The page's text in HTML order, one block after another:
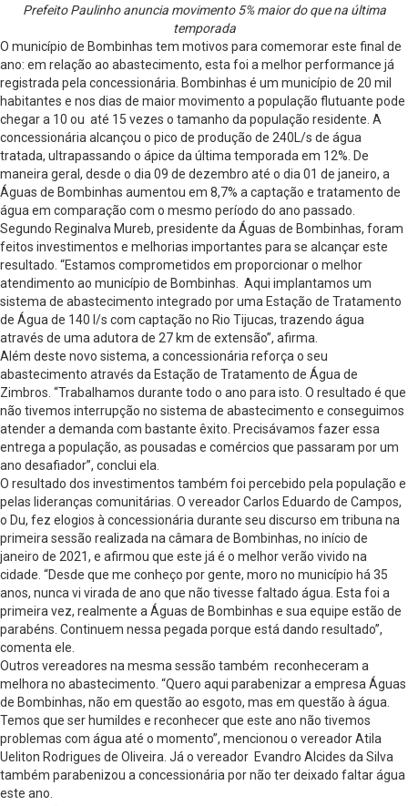
Prefeito Paulinho anuncia movimento 5% maior do que na última
temporada
O município de Bombinhas tem motivos para comemorar este final de
ano: em relação ao abastecimento, esta foi a melhor performance já
registrada pela concessionária. Bombinhas é um município de 20 mil
habitantes e nos dias de maior movimento a população flutuante pode
chegar a 10 ou até 15 vezes o tamanho da população residente. A
concessionária alcançou o pico de produção de 240L/s de água
tratada, ultrapassando o ápice da última temporada em 12%. De
maneira geral, desde o dia 09 de dezembro até o dia 01 de janeiro, a
Águas de Bombinhas aumentou em 8,7% a captação e tratamento de
água em comparação com o mesmo período do ano passado.
Segundo Reginalva Mureb, presidente da Águas de Bombinhas, foram
feitos investimentos e melhorias importantes para se alcançar este
resultado. “Estamos comprometidos em proporcionar o melhor
atendimento ao município de Bombinhas. Aqui implantamos um
sistema de abastecimento integrado por uma Estação de Tratamento
de Água de 140 l/s com captação no Rio Tijucas, trazendo água
através de uma adutora de 27 km de extensão”, afirma.
Além deste novo sistema, a concessionária reforça o seu
abastecimento através da Estação de Tratamento de Água de
Zimbros. “Trabalhamos durante todo o ano para isto. O resultado é que
não tivemos interrupção no sistema de abastecimento e conseguimos
atender a demanda com bastante êxito. Precisávamos fazer essa
entrega a população, as pousadas e comércios que passaram por um
ano desafiador”, conclui ela.
O resultado dos investimentos também foi percebido pela população e
pelas lideranças comunitárias. O vereador Carlos Eduardo de Campos,
o Du, fez elogios à concessionária durante seu discurso em tribuna na
primeira sessão realizada na câmara de Bombinhas, no início de
janeiro de 2021, e afirmou que este já é o melhor verão vivido na
cidade. “Desde que me conheço por gente, moro no município há 35
anos, nunca vi virada de ano que não tivesse faltado água. Esta foi a
primeira vez, realmente a Águas de Bombinhas e sua equipe estão de
parabéns. Continuem nessa pegada porque está dando resultado”,
comenta ele.
Outros vereadores na mesma sessão também reconheceram a
melhora no abastecimento. “Quero aqui parabenizar a empresa Águas
de Bombinhas, não em questão ao esgoto, mas em questão à água.
Temos que ser humildes e reconhecer que este ano não tivemos
problemas com água até o momento”, mencionou o vereador Atila
Ueliton Rodrigues de Oliveira. Já o vereador Evandro Alcides da Silva
também parabenizou a concessionária por não ter deixado faltar água
este ano.